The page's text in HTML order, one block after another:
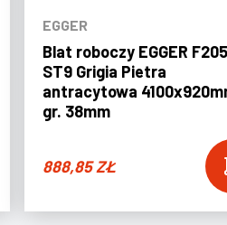
EGGER
Blat roboczy EGGER F205
ST9 Grigia Pietra
antracytowa
gr. 38mm
888,85ZŁ